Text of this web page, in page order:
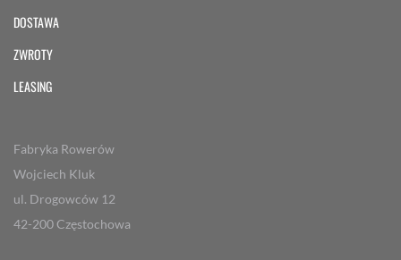
DOSTAWA
ZWROTY
LEASING
Fabryka Rowerów
Wojciech Kluk
ul. Drogowców 12
42-200 Częstochowa